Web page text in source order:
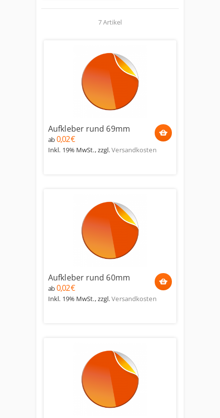
7 Artikel
Aufkleber rund 69mm
ab 0,02 €
Inkl. 19% MwSt.,zzgl.Versandkosten
Aufkleber rund 60mm
ab 0,02 €
Inkl. 19% MwSt.,zzgl.Versandkosten